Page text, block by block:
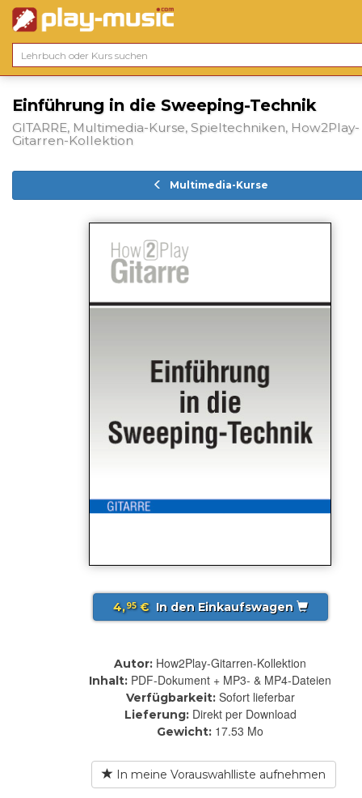
Einführung in die Sweeping-Technik
GITARRE, Multimedia-Kurse, Spieltechniken, How2Play-
Gitarren-Kollektion
Multimedia-Kurse
4,95€ In den Einkaufswagen
Autor: How2Play-Gitarren-Kollektion
Inhalt: PDF-Dokument + MP3- & MP4-Dateien
Verfügbarkeit: Sofort lieferbar
Lieferung: Direkt per Download
Gewicht: 17.53 Mo
In meine Vorauswahlliste aufnehmen